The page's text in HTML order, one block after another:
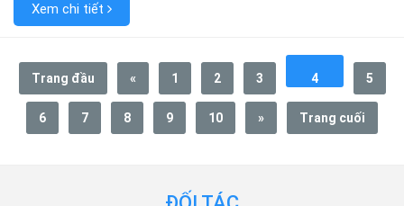
Xem chi tiết
Trang đầu « 1 2 3 4 5
6 7 8 9 10 » Trang cuối